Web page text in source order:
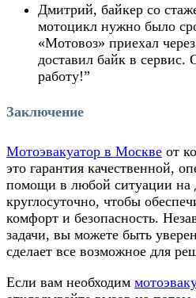
Дмитрий, байкер со
мотоцикл нужно было
«Мотовоз» приехал
доставил байк в сервис.
работу!”
Заключение
Мотоэвакуатор в Москве от
это гарантия качественной,
помощи в любой ситуации на
круглосуточно, чтобы
комфорт и безопасность.
задачи, вы можете быть
сделает все возможное для
Если вам необходим